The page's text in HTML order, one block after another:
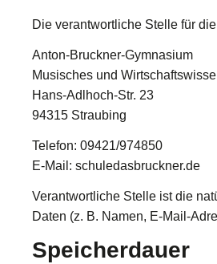
Die verantwortliche Stelle für
Anton-Bruckner-Gymnasium
Musisches und
Hans-Adlhoch-Str. 23
94315 Straubing
Telefon: 09421/974850
E-Mail: schuledasbruckner.de
Verantwortliche Stelle ist die
Daten (z. B. Namen, E-Mail-
Speicherdauer